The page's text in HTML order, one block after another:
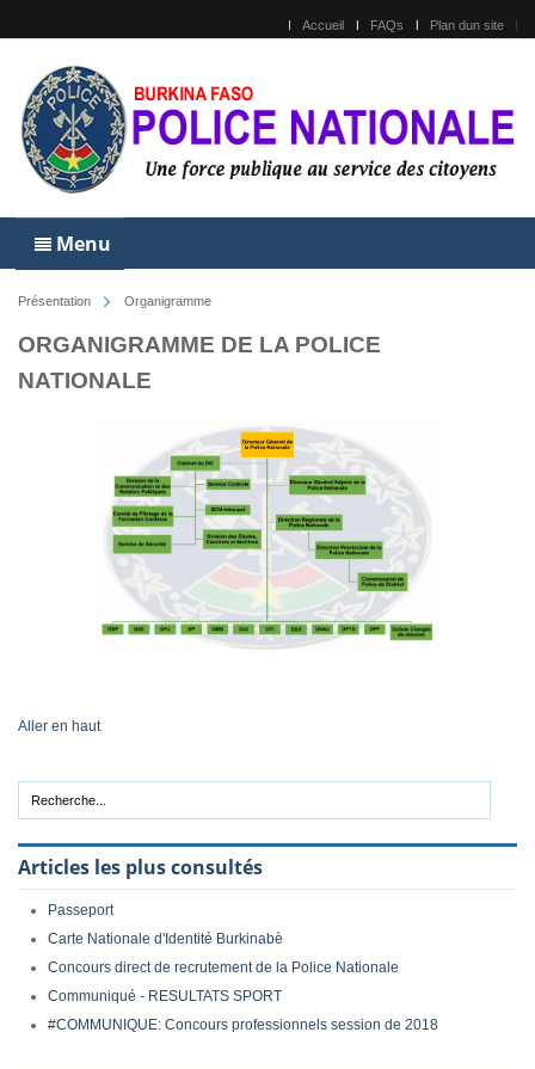
Accueil FAQs Plan dun site
Menu
Présentation Organigramme
ORGANIGRAMME DE LA POLICE
NATIONALE
Aller en haut
Articles les plus consultés
Passeport
Carte Nationale d'Identité Burkinabè
Concours direct de recrutement de la Police Nationale
Communiqué - RESULTATS SPORT
#COMMUNIQUE: Concours professionnels session de 2018